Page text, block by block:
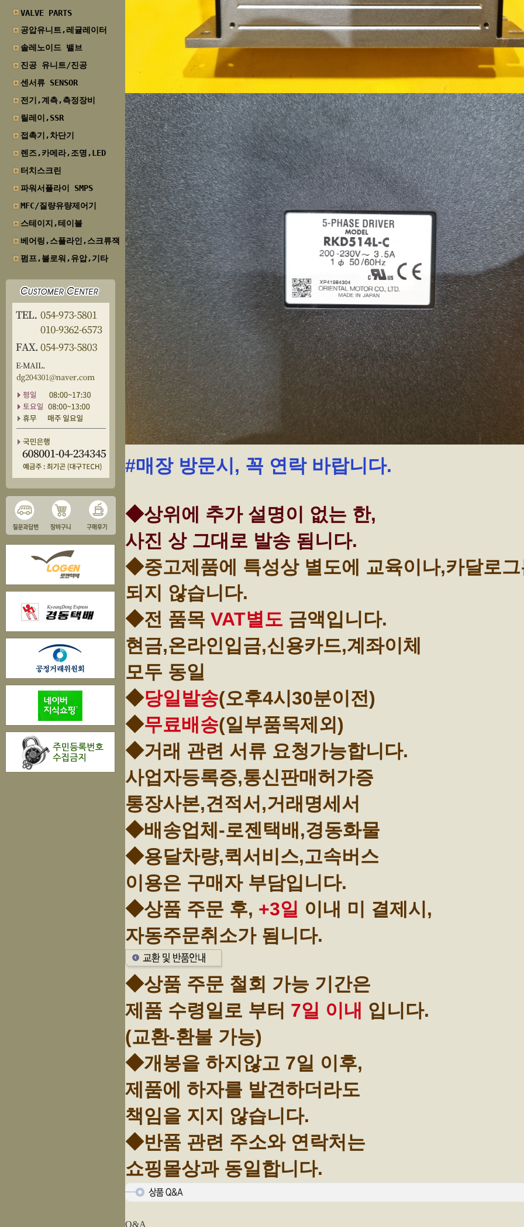
VALVE PARTS
공압유니트,레귤레이터
솔레노이드 밸브
진공 유니트/진공
센서류 SENSOR
전기,계측,측정장비
릴레이,SSR
접촉기,차단기
렌즈,카메라,조명,LED
터치스크린
파워서플라이 SMPS
MFC/질량유량제어기
스테이지,테이블
베어링,스플라인,스크류잭
펌프,블로워,유압,기타
#매장 방문시, 꼭 연락 바랍니다.
◆상위에 추가 설명이 없는 한,
사진 상 그대로 발송 됨니다.
◆중고제품에 특성상 별도에 교육이나,카달로
되지 않습니다.
◆전 품목 VAT별도 금액입니다.
현금,온라인입금,신용카드,계좌이체
모두 동일
◆당일발송(오후4시30분이전)
◆무료배송(일부품목제외)
◆거래 관련 서류 요청가능합니다.
사업자등록증,통신판매허가증
통장사본,견적서,거래명세서
◆배송업체-로젠택배,경동화물
◆용달차량,퀵서비스,고속버스
이용은 구매자 부담입니다.
◆상품 주문 후, +3일 이내 미 결제시,
자동주문취소가 됨니다.
◆상품 주문 철회 가능 기간은
제품 수령일로 부터 7일 이내 입니다.
(교환-환불 가능)
◆개봉을 하지않고 7일 이후,
제품에 하자를 발견하더라도
책임을 지지 않습니다.
◆반품 관련 주소와 연락처는
쇼핑몰상과 동일합니다.
Q&A